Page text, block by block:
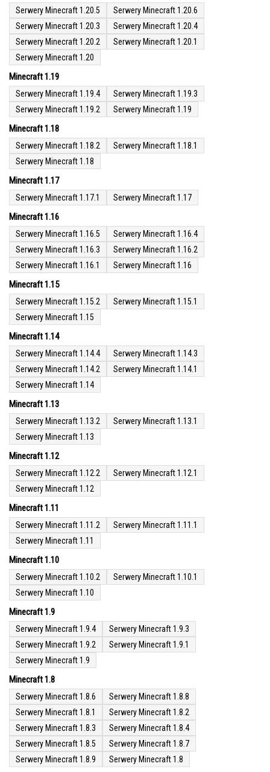
Serwery Minecraft 1.20.5
Serwery Minecraft 1.20.6
Serwery Minecraft 1.20.3
Serwery Minecraft 1.20.4
Serwery Minecraft 1.20.2
Serwery Minecraft 1.20.1
Serwery Minecraft 1.20
Minecraft 1.19
Serwery Minecraft 1.19.4
Serwery Minecraft 1.19.3
Serwery Minecraft 1.19.2
Serwery Minecraft 1.19
Minecraft 1.18
Serwery Minecraft 1.18.2
Serwery Minecraft 1.18.1
Serwery Minecraft 1.18
Minecraft 1.17
Serwery Minecraft 1.17.1 Serwery Minecraft 1.17
Minecraft 1.16
Serwery Minecraft 1.16.5
Serwery Minecraft 1.16.4
Serwery Minecraft 1.16.3
Serwery Minecraft 1.16.2
Serwery Minecraft 1.16.1
Serwery Minecraft 1.16
Minecraft 1.15
Serwery Minecraft 1.15.2
Serwery Minecraft 1.15.1
Serwery Minecraft 1.15
Minecraft 1.14
Serwery Minecraft 1.14.4
Serwery Minecraft 1.14.3
Serwery Minecraft 1.14.2
Serwery Minecraft 1.14.1
Serwery Minecraft 1.14
Minecraft 1.13
Serwery Minecraft 1.13.2
Serwery Minecraft 1.13.1
Serwery Minecraft 1.13
Minecraft 1.12
Serwery Minecraft 1.12.2
Serwery Minecraft 1.12.1
Serwery Minecraft 1.12
Minecraft 1.11
Serwery Minecraft 1.11.2
Serwery Minecraft 1.11.1
Serwery Minecraft 1.11
Minecraft 1.10
Serwery Minecraft 1.10.2
Serwery Minecraft 1.10.1
Serwery Minecraft 1.10
Minecraft 1.9
Serwery Minecraft 1.9.4
Serwery Minecraft 1.9.3
Serwery Minecraft 1.9.2
Serwery Minecraft 1.9.1
Serwery Minecraft 1.9
Minecraft 1.8
Serwery Minecraft 1.8.6
Serwery Minecraft 1.8.8
Serwery Minecraft 1.8.1
Serwery Minecraft 1.8.2
Serwery Minecraft 1.8.3
Serwery Minecraft 1.8.4
Serwery Minecraft 1.8.5
Serwery Minecraft 1.8.7
Serwery Minecraft 1.8.9
Serwery Minecraft 1.8